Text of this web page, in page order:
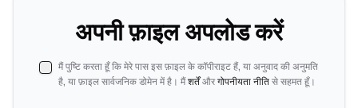
अपनी फ़ाइल अपलोड करें
मैं पुष्टि करता हूँ कि मेरे पास इस फ़ाइल के कॉपीराइट हैं, या अनुवाद की अनुमति
है, या फ़ाइल सार्वजनिक डोमेन में है। मैंशर्तेंऔरगोपनीयता नीति से सहमत हूँ।